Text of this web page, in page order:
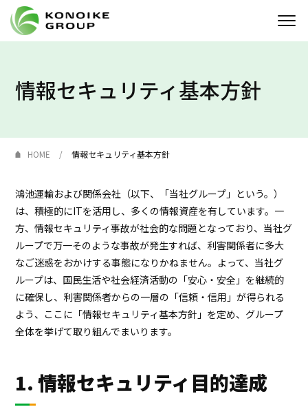
サステナビリティ
採用情報
KONOIKEジャーナル
プロジェクトストーリー
情報セキュリティ基本方針
HOME 情報セキュリティ基本方針
鴻池運輸および関係会社（以下、「当社グループ」という。）
は、積極的にITを活用し、多くの情報資産を有しています。一
方、情報セキュリティ事故が社会的な問題となっており、当社グ
ループで万一そのような事故が発生すれば、利害関係者に多大
なご迷惑をおかけする事態になりかねません。よって、当社グ
ループは、国民生活や社会経済活動の「安心・安全」を継続的
に確保し、利害関係者からの一層の「信頼・信用」が得られる
よう、ここに「情報セキュリティ基本方針」を定め、グループ
全体を挙げて取り組んでまいります。
1. 情報セキュリティ目的達成